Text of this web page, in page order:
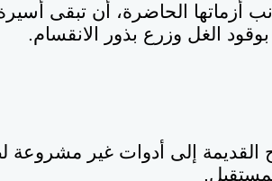
أزماتها الحاضرة، أن تبقى
الغل وزرع بذور الانقسام.
القديمة إلى أدوات غير
.